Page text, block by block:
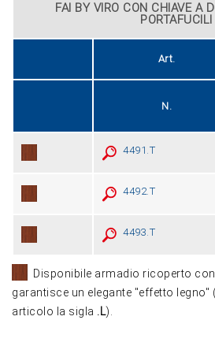
FAI BY VIRO CON CHIAVE A
PORTAFUCILI
Art.
N.
4491.T
4492.T
4493.T
Disponibile armadio ricoperto
garantisce un elegante "effetto
articolo la sigla .L).